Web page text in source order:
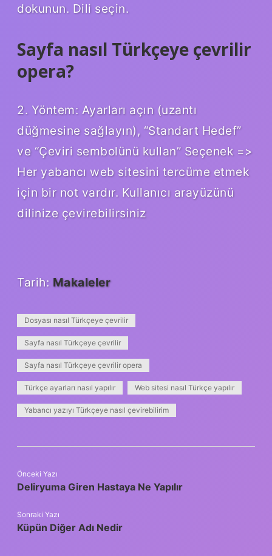
dokunun. Dili seçin.
Sayfa nasıl Türkçeye çevrilir
opera?
2. Yöntem: Ayarları açın (uzantı
düğmesine sağlayın), “Standart Hedef”
ve “Çeviri sembolünü kullan” Seçenek =>
Her yabancı web sitesini tercüme etmek
için bir not vardır. Kullanıcı arayüzünü
dilinize çevirebilirsiniz
Tarih: Makaleler
Dosyası nasıl Türkçeye çevrilir
Sayfa nasıl Türkçeye çevrilir
Sayfa nasıl Türkçeye çevrilir opera
Türkçe ayarları nasıl yapılır Web sitesi nasıl Türkçe yapılır
Yabancı yazıyı Türkçeye nasıl çevirebilirim
Önceki Yazı
Deliryuma Giren Hastaya Ne Yapılır
Sonraki Yazı
Küpün Diğer Adı Nedir